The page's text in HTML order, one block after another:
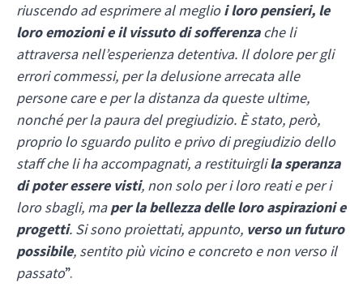
riuscendo ad esprimere al meglioi loro pensieri, le
loro emozioni e il vissuto di sofferenzache li
attraversa nell’esperienza detentiva. Il dolore per gli
errori commessi, per la delusione arrecata alle
persone care e per la distanza da queste ultime,
nonché per la paura del pregiudizio. È stato, però,
proprio lo sguardo pulito e privo di pregiudizio dello
staff che li ha accompagnati, a restituirglila speranza
di poter essere visti, non solo per i loro reati e per i
loro sbagli, maper la bellezza delle loro aspirazioni e
progetti. Si sono proiettati, appunto, verso un futuro
possibile, sentito più vicino e concreto e non verso il
passato”.